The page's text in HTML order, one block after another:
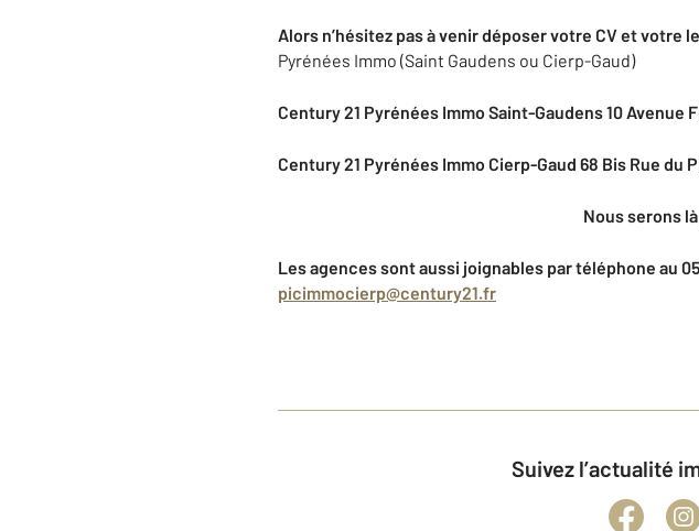
Alors n’hésitez pas à venir déposer votre CV et votre
Pyrénées Immo (Saint Gaudens ou Cierp-Gaud)
Century 21 Pyrénées Immo Saint-Gaudens 10 Avenue
Century 21 Pyrénées Immo Cierp-Gaud 68 Bis Rue du
Nous serons
Les agences sont aussi joignables par téléphone au 05
picimmocierp@century21.fr
Suivez l’actualité